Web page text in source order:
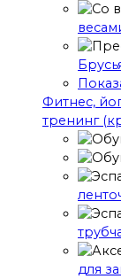
Фитнес,
тренинг
для